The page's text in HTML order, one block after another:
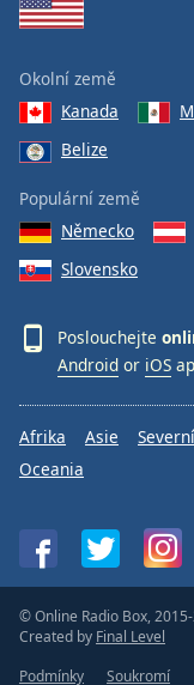
Okolní země
Kanada
Belize
Populární země
Německo
Slovensko
Poslouchejte
Android or iOS
Afrika Asie
Oceania
© Online Radio Box,
Created by Final Level
Podmínky
Soukromí